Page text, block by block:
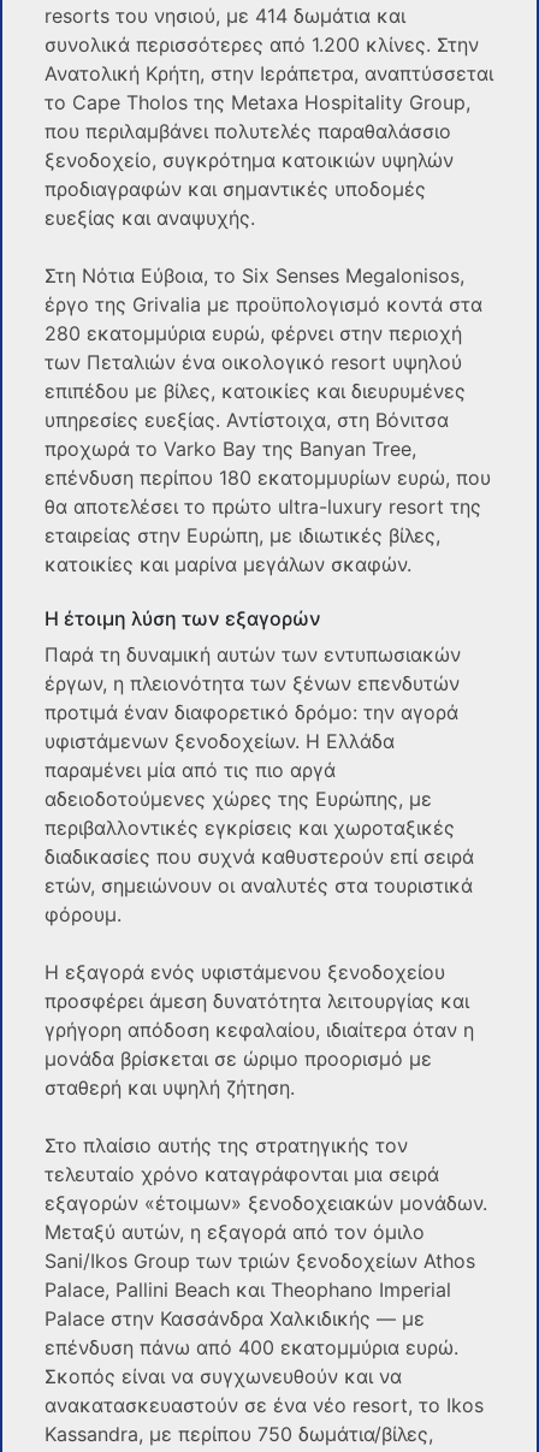
resorts του νησιού, με 414 δωμάτια και
συνολικά περισσότερες από 1.200 κλίνες. Στην
Ανατολική Κρήτη, στην Ιεράπετρα, αναπτύσσεται
το Cape Tholos της Metaxa Hospitality Group,
που περιλαμβάνει πολυτελές παραθαλάσσιο
ξενοδοχείο, συγκρότημα κατοικιών υψηλών
προδιαγραφών και σημαντικές υποδομές
ευεξίας και αναψυχής.
Στη Νότια Εύβοια, το Six Senses Megalonisos,
έργο της Grivalia με προϋπολογισμό κοντά στα
280 εκατομμύρια ευρώ, φέρνει στην περιοχή
των Πεταλιών ένα οικολογικό resort υψηλού
επιπέδου με βίλες, κατοικίες και διευρυμένες
υπηρεσίες ευεξίας. Αντίστοιχα, στη Βόνιτσα
προχωρά το Varko Bay της Banyan Tree,
επένδυση περίπου 180 εκατομμυρίων ευρώ, που
θα αποτελέσει το πρώτο ultra-luxury resort της
εταιρείας στην Ευρώπη, με ιδιωτικές βίλες,
κατοικίες και μαρίνα μεγάλων σκαφών.
H έτοιμη λύση των εξαγορών
Παρά τη δυναμική αυτών των εντυπωσιακών
έργων, η πλειονότητα των ξένων επενδυτών
προτιμά έναν διαφορετικό δρόμο: την αγορά
υφιστάμενων ξενοδοχείων. Η Ελλάδα
παραμένει μία από τις πιο αργά
αδειοδοτούμενες χώρες της Ευρώπης, με
περιβαλλοντικές εγκρίσεις και χωροταξικές
διαδικασίες που συχνά καθυστερούν επί σειρά
ετών, σημειώνουν οι αναλυτές στα τουριστικά
φόρουμ.
Η εξαγορά ενός υφιστάμενου ξενοδοχείου
προσφέρει άμεση δυνατότητα λειτουργίας και
γρήγορη απόδοση κεφαλαίου, ιδιαίτερα όταν η
μονάδα βρίσκεται σε ώριμο προορισμό με
σταθερή και υψηλή ζήτηση.
Στο πλαίσιο αυτής της στρατηγικής τον
τελευταίο χρόνο καταγράφονται μια σειρά
εξαγορών «έτοιμων» ξενοδοχειακών μονάδων.
Μεταξύ αυτών, η εξαγορά από τον όμιλο
Sani/Ikos Group των τριών ξενοδοχείων Athos
Palace, Pallini Beach και Theophano Imperial
Palace στην Κασσάνδρα Χαλκιδικής — με
επένδυση πάνω από 400 εκατομμύρια ευρώ.
Σκοπός είναι να συγχωνευθούν και να
ανακατασκευαστούν σε ένα νέο resort, το Ikos
Kassandra, με περίπου 750 δωμάτια/βίλες,